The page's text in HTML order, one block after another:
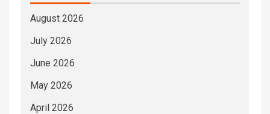
August 2026
July 2026
June 2026
May 2026
April 2026